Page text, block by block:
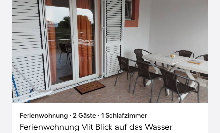
Ferienwohnung ∙ 2 Gäste ∙ 1 Schlafzimmer
Ferienwohnung Mit Blick auf das Wasser